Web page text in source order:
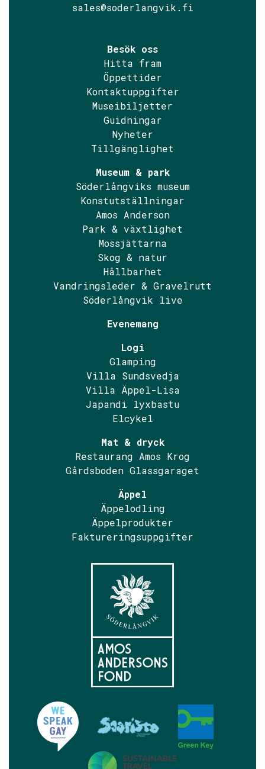
sales@soderlangvik.fi
Besök oss
Hitta fram
Öppettider
Kontaktuppgifter
Museibiljetter
Guidningar
Nyheter
Tillgänglighet
Museum & park
Söderlångviks museum
Konstutställningar
Amos Anderson
Park & växtlighet
Mossjättarna
Skog & natur
Hållbarhet
Vandringsleder & Gravelrutt
Söderlångvik live
Evenemang
Logi
Glamping
Villa Sundsvedja
Villa Äppel-Lisa
Japandi lyxbastu
Elcykel
Mat & dryck
Restaurang Amos Krog
Gårdsboden Glassgaraget
Äppel
Äppelodling
Äppelprodukter
Faktureringsuppgifter